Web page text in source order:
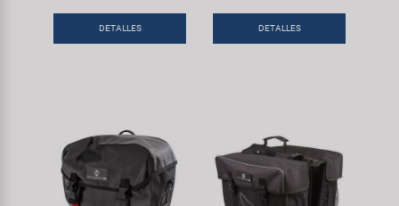
Trail-Gator
Todas las marcas
DETALLES DETALLES